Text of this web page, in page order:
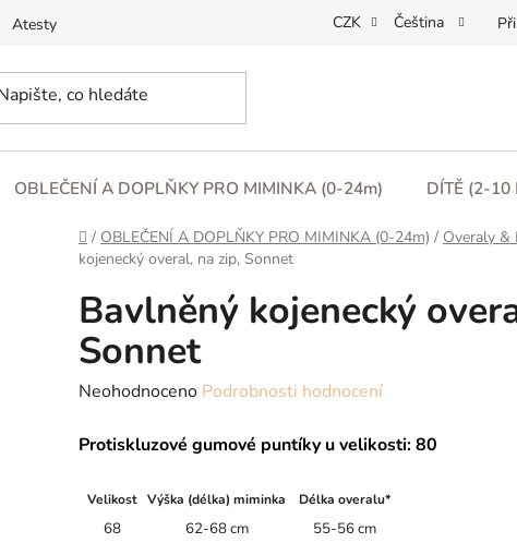
Atesty Obchodní podmínky
CZK Čeština
OBLEČENÍ A DOPLŇKY PRO MIMINKA (0-24m) DÍTĚ (2-10
Domů
/ OBLEČENÍ A DOPLŇKY PRO MIMINKA (0-24m) / Overaly &
kojenecký overal, na zip, Sonnet
Bavlněný kojenecký
Sonnet
Průměrné
produktu
0,0
Neohodnoceno Podrobnosti hodnocení
Protiskluzové gumové puntíky u velikosti: 80
Velikost Výška (délka) miminka Délka overalu*
68 62-68 cm
55-56 cm